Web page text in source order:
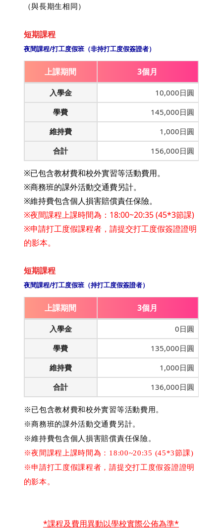
（與長期生相同）
短期課程
夜間課程/打工度假班（非持打工度假簽證者）
上課期間 3個月
入學金
10,000日圓
學費
145,000日圓
維持費
1,000日圓
合計
156,000日圓
※已包含教材費和校外實習等活動費用。
※商務班的課外活動交通費另計。
※維持費包含個人損害賠償責任保險。
※夜間課程上課時間為：18:00~20:35 (45*3節課)
※申請打工度假課程者，請提交打工度假簽證證明
的影本。
短期課程
夜間課程/打工度假班（持打工度假簽證者）
上課期間 3個月
入學金
0日圓
學費
135,000日圓
維持費
1,000日圓
合計
136,000日圓
※已包含教材費和校外實習等活動費用。
※商務班的課外活動交通費另計。
※維持費包含個人損害賠償責任保險。
※夜間課程上課時間為：18:00~20:35 (45*3節課)
※申請打工度假課程者，請提交打工度假簽證證明
的影本。
*課程及費用異動以學校實際公佈為準*